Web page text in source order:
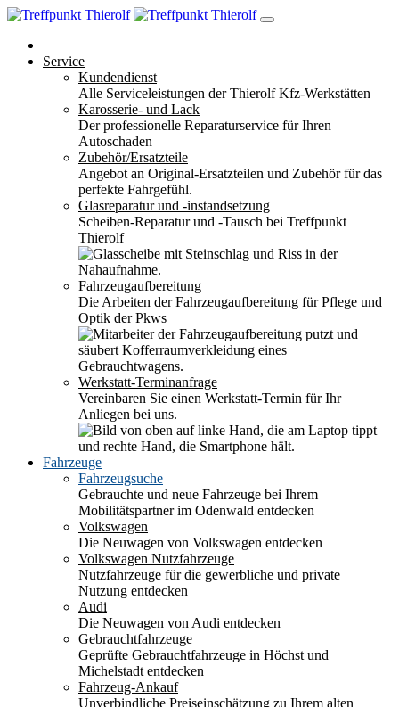
Service
Kundendienst
Alle Serviceleistungen der Thierolf Kfz-Werkstätten
Karosserie- und Lack
Der professionelle Reparaturservice für Ihren
Autoschaden
Zubehör/Ersatzteile
Angebot an Original-Ersatzteilen und Zubehör für das
perfekte Fahrgefühl.
Glasreparatur und -instandsetzung
Scheiben-Reparatur und -Tausch bei Treffpunkt
Thierolf
Fahrzeugaufbereitung
Die Arbeiten der Fahrzeugaufbereitung für Pflege und
Optik der Pkws
Werkstatt-Terminanfrage
Vereinbaren Sie einen Werkstatt-Termin für Ihr
Anliegen bei uns.
Fahrzeuge
Fahrzeugsuche
Gebrauchte und neue Fahrzeuge bei Ihrem
Mobilitätspartner im Odenwald entdecken
Volkswagen
Die Neuwagen von Volkswagen entdecken
Volkswagen Nutzfahrzeuge
Nutzfahrzeuge für die gewerbliche und private
Nutzung entdecken
Audi
Die Neuwagen von Audi entdecken
Gebrauchtfahrzeuge
Geprüfte Gebrauchtfahrzeuge in Höchst und
Michelstadt entdecken
Fahrzeug-Ankauf
Unverbindliche Preiseinschätzung zu Ihrem alten